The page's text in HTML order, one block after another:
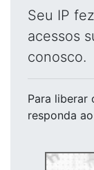
Seu IP
acessos
conosco.
Para liberar
responda